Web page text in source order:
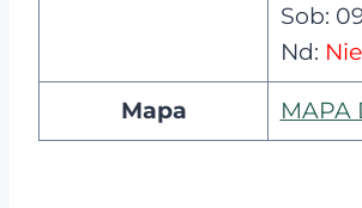
Sob:
Nd:
Mapa MAPA